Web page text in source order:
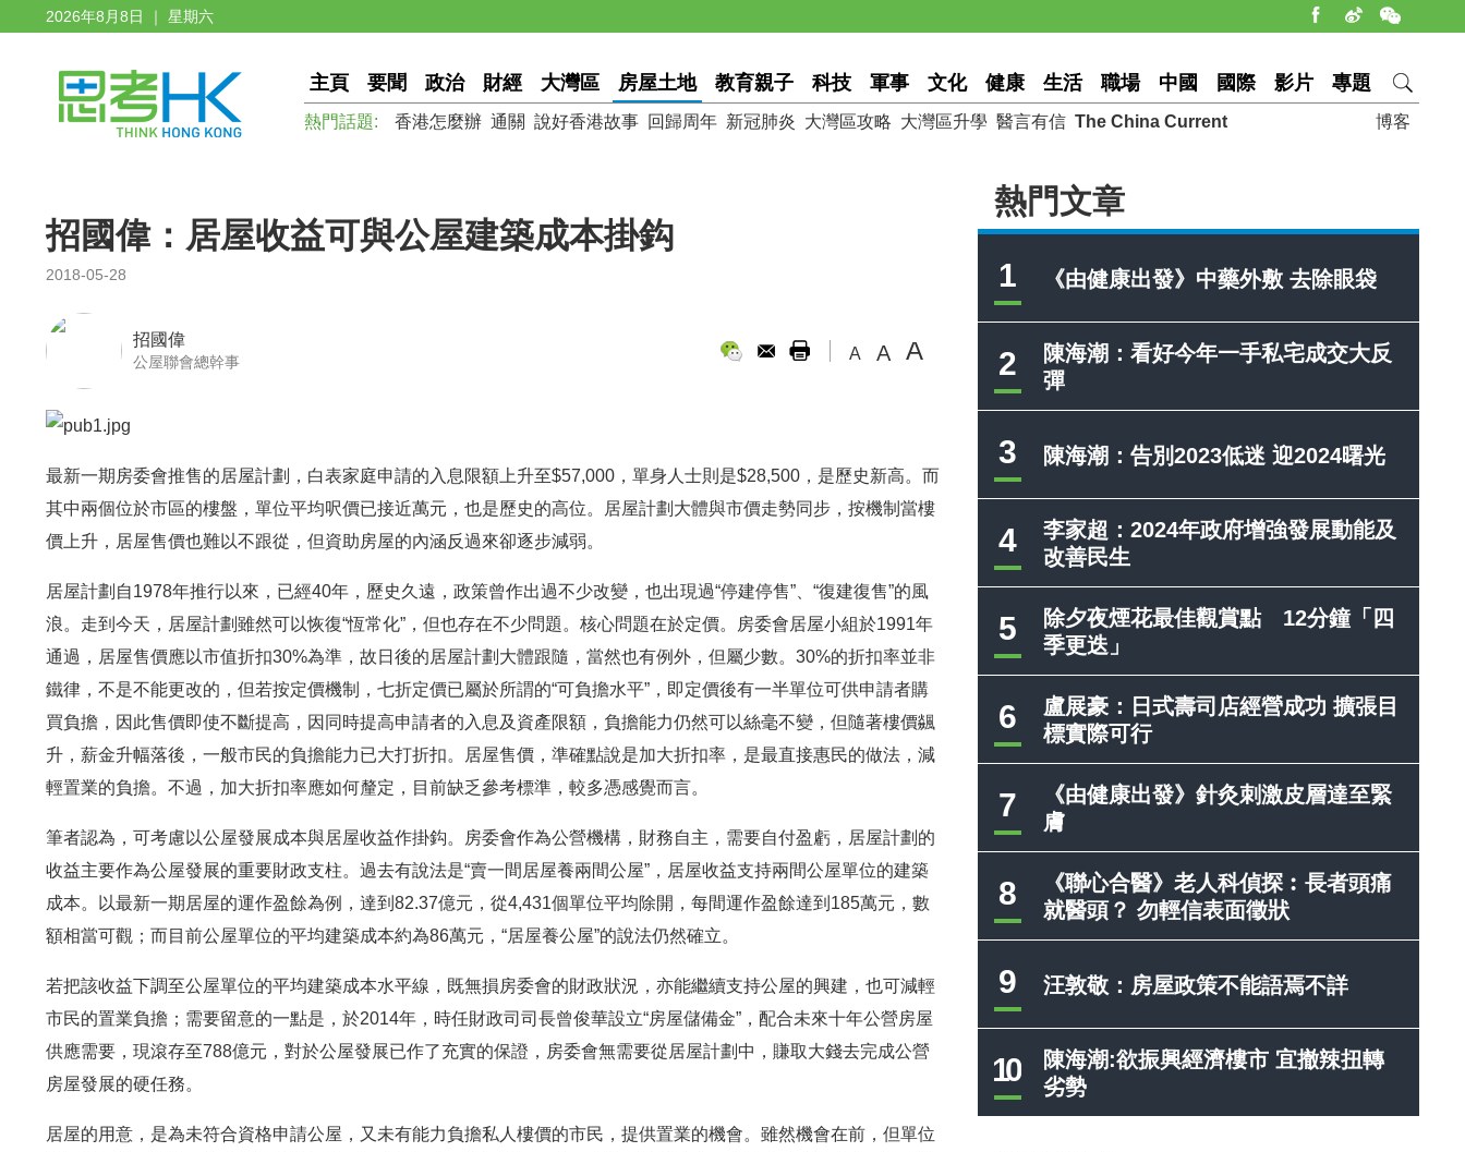
2026年8月8日 ｜ 星期六
主頁 要聞 政治 財經 大灣區 房屋土地 教育親子 科技 軍事 文化 健康 生活 職場 中國 國際 影片 專題
博客
熱門話題: 香港怎麼辦 通關 說好香港故事 回歸周年 新冠肺炎 大灣區攻略 大灣區升學 醫言有信 The China Current
熱門文章
1 《由健康出發》中藥外敷 去除眼袋
2
陳海潮：看好今年一手私宅成交大反
彈
3 陳海潮：告別2023低迷 迎2024曙光
4
李家超：2024年政府增強發展動能及
改善民生
5
除夕夜煙花最佳觀賞點 12分鐘「四
季更迭」
6
盧展豪：日式壽司店經營成功 擴張目
標實際可行
7
《由健康出發》針灸刺激皮層達至緊
膚
8
《聯心合醫》老人科偵探︰長者頭痛
就醫頭？ 勿輕信表面徵狀
9 汪敦敬：房屋政策不能語焉不詳
10
陳海潮:欲振興經濟樓市 宜撤辣扭轉
劣勢
招國偉：居屋收益可與公屋建築成本掛鈎
2018-05-28
招國偉
公屋聯會總幹事 A A A
最新一期房委會推售的居屋計劃，白表家庭申請的入息限額上升至$57,000，單身人士則是$28,500，是歷史新高。而
其中兩個位於市區的樓盤，單位平均呎價已接近萬元，也是歷史的高位。居屋計劃大體與市價走勢同步，按機制當樓
價上升，居屋售價也難以不跟從，但資助房屋的內涵反過來卻逐步減弱。
居屋計劃自1978年推行以來，已經40年，歷史久遠，政策曾作出過不少改變，也出現過“停建停售”、“復建復售”的風
浪。走到今天，居屋計劃雖然可以恢復“恆常化”，但也存在不少問題。核心問題在於定價。房委會居屋小組於1991年
通過，居屋售價應以市值折扣30%為準，故日後的居屋計劃大體跟隨，當然也有例外，但屬少數。30%的折扣率並非
鐵律，不是不能更改的，但若按定價機制，七折定價已屬於所謂的“可負擔水平”，即定價後有一半單位可供申請者購
買負擔，因此售價即使不斷提高，因同時提高申請者的入息及資產限額，負擔能力仍然可以絲毫不變，但隨著樓價飊
升，薪金升幅落後，一般市民的負擔能力已大打折扣。居屋售價，準確點說是加大折扣率，是最直接惠民的做法，減
輕置業的負擔。不過，加大折扣率應如何釐定，目前缺乏參考標準，較多憑感覺而言。
筆者認為，可考慮以公屋發展成本與居屋收益作掛鈎。房委會作為公營機構，財務自主，需要自付盈虧，居屋計劃的
收益主要作為公屋發展的重要財政支柱。過去有說法是“賣一間居屋養兩間公屋”，居屋收益支持兩間公屋單位的建築
成本。以最新一期居屋的運作盈餘為例，達到82.37億元，從4,431個單位平均除開，每間運作盈餘達到185萬元，數
額相當可觀；而目前公屋單位的平均建築成本約為86萬元，“居屋養公屋”的說法仍然確立。
若把該收益下調至公屋單位的平均建築成本水平線，既無損房委會的財政狀況，亦能繼續支持公屋的興建，也可減輕
市民的置業負擔；需要留意的一點是，於2014年，時任財政司司長曾俊華設立“房屋儲備金”，配合未來十年公營房屋
供應需要，現滾存至788億元，對於公屋發展已作了充實的保證，房委會無需要從居屋計劃中，賺取大錢去完成公營
房屋發展的硬任務。
居屋的用意，是為未符合資格申請公屋，又未有能力負擔私人樓價的市民，提供置業的機會。雖然機會在前，但單位